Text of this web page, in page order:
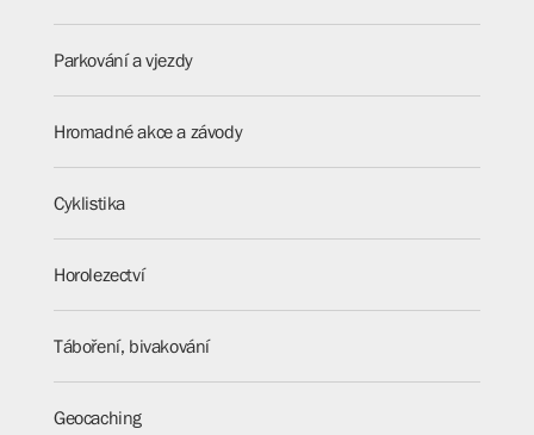
Parkování a vjezdy
Hromadné akce a závody
Cyklistika
Horolezectví
Táboření, bivakování
Geocaching